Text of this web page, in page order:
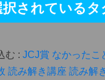
択されているタ
む : JCJ賞 なかったこ
読み解き講座 読み解